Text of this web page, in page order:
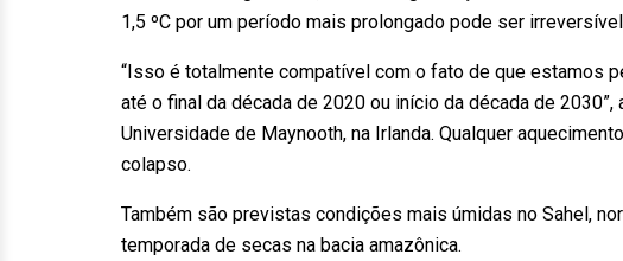
1,5 ºC por um período mais prolongado pode ser
“Isso é totalmente compatível com o fato de que estamos
até o final da década de 2020 ou início da década de
Universidade de Maynooth, na Irlanda. Qualquer
colapso.
Também são previstas condições mais úmidas no Sahel,
temporada de secas na bacia amazônica.